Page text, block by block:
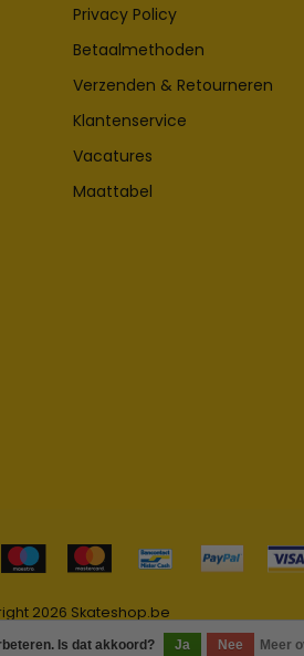
Is dat akkoord? Ja Nee Meer
Privacy Policy
Betaalmethoden
Verzenden & Retourneren
Klantenservice
Vacatures
Maattabel
2026 Skateshop.be